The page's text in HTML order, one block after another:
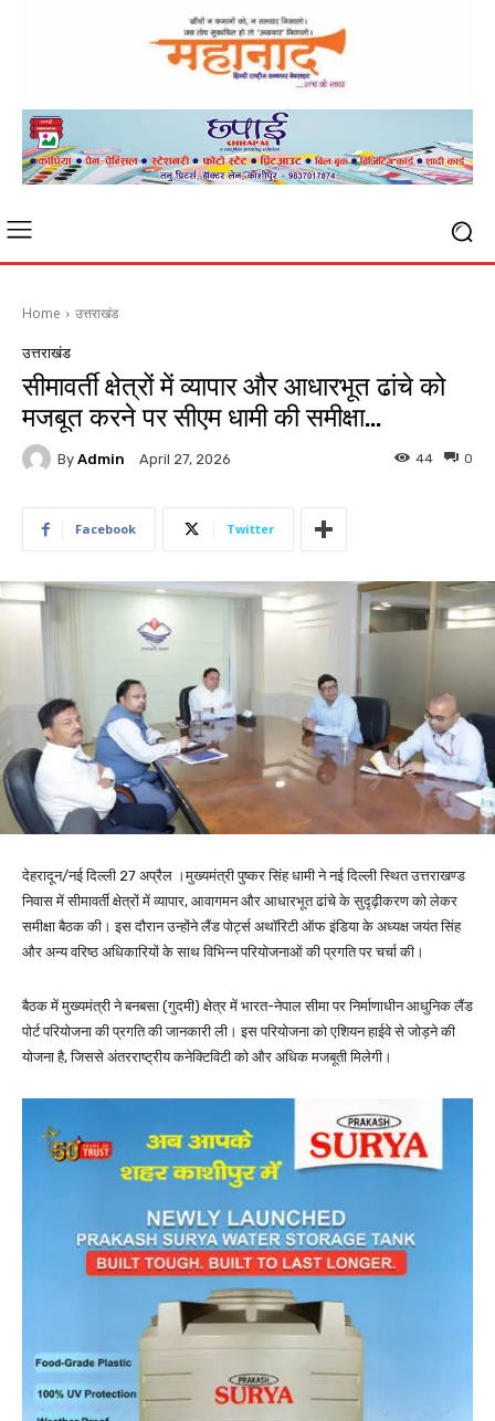
Home उत्तराखंड
उत्तराखंड
सीमावर्ती क्षेत्रों में व्यापार और आधारभूत ढांचे को
मजबूत करने पर सीएम धामी की समीक्षा…
By Admin April 27, 2026 0
44
Facebook Twitter
देहरादून/नई दिल्ली 27 अप्रैल ।मुख्यमंत्री पुष्कर सिंह धामी ने नई दिल्ली स्थित उत्तराखण्ड
निवास में सीमावर्ती क्षेत्रों में व्यापार, आवागमन और आधारभूत ढांचे के सुदृढ़ीकरण को लेकर
समीक्षा बैठक की। इस दौरान उन्होंने लैंड पोर्ट्स अथॉरिटी ऑफ इंडिया के अध्यक्ष जयंत सिंह
और अन्य वरिष्ठ अधिकारियों के साथ विभिन्न परियोजनाओं की प्रगति पर चर्चा की।
बैठक में मुख्यमंत्री ने बनबसा (गुदमी) क्षेत्र में भारत-नेपाल सीमा पर निर्माणाधीन आधुनिक लैंड
पोर्ट परियोजना की प्रगति की जानकारी ली। इस परियोजना को एशियन हाईवे से जोड़ने की
योजना है, जिससे अंतरराष्ट्रीय कनेक्टिविटी को और अधिक मजबूती मिलेगी।